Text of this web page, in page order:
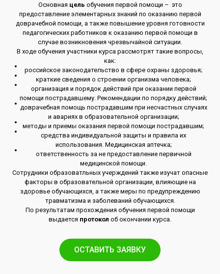
Основная цель обучения первой помощи – это
предоставление элементарных знаний по оказанию первой
доврачебной помощи, а также повышение уровня готовности
педагогических работников к оказанию первой помощи в
случае возникновения чрезвычайной ситуации.
В ходе обучения участники курса рассмотрят такие вопросы,
как:
российское законодательство в сфере охраны здоровья;
краткие сведения о строении организма человека;
организация и порядок действий при оказании первой
помощи пострадавшему. Рекомендации по порядку действий;
доврачебная помощь пострадавшим при несчастных случаях
и авариях в образовательной организации;
методы и приемы оказания первой помощи пострадавшим;
средства индивидуальной защиты и правила их
использования. Медицинская аптечка;
ответственность за не предоставление первичной
медицинской помощи.
Сотрудники образоватльных учерждений также изучат опасные
факторы в образовательной организации, влияющие на
здоровье обучающихся, а также меры по предупреждению
травматизма и заболеваний обучающихся.
По результатам прохождения обучения первой помощи
выдается протокол об окончании курса.
ОСТАВИТЬ ЗАЯВКУ​